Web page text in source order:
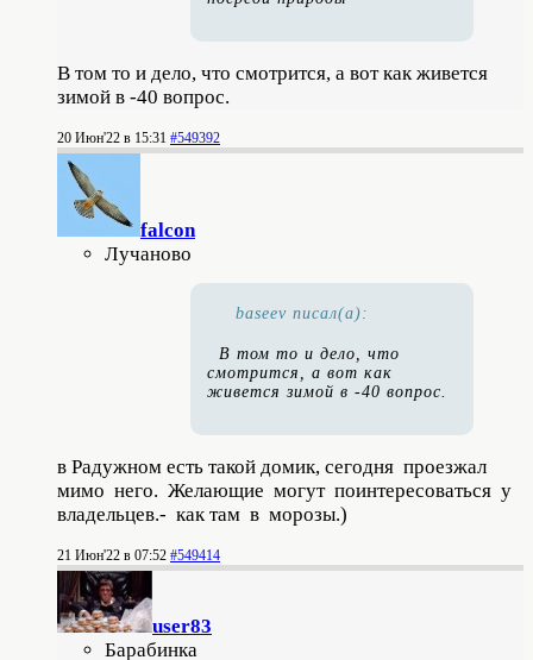
В том то и дело, что смотрится, а вот как живется
зимой в -40 вопрос.
20 Июн'22 в 15:31 #549392
falcon
Лучаново
baseev писал(а):
В том то и дело, что
смотрится, а вот как
живется зимой в -40 вопрос.
в Радужном есть такой домик, сегодня проезжал
мимо него. Желающие могут поинтересоваться у
владельцев.- как там в морозы.)
21 Июн'22 в 07:52 #549414
user83
Барабинка